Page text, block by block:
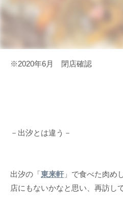
※2020年6月 閉店確認
－出汐とは違う－
出汐の「東来軒 」で食べた肉め
店にもないかなと思い、再訪し